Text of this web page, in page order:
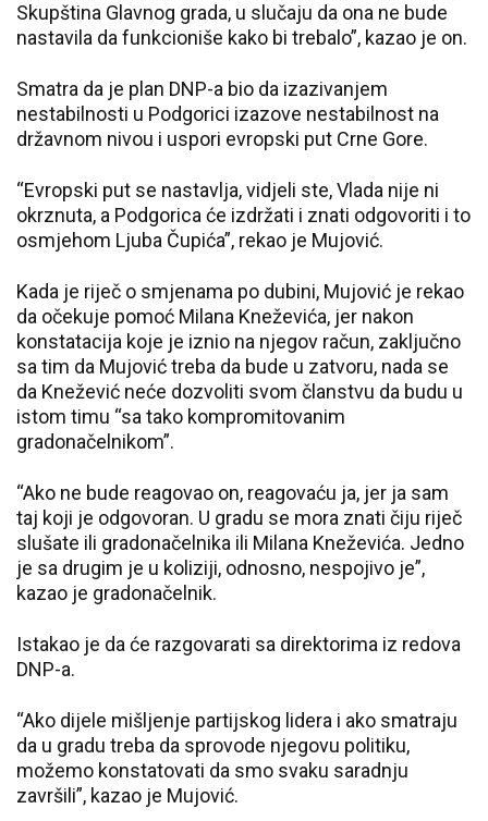
Skupština Glavnog grada, u slučaju da ona ne bude
nastavila da funkcioniše kako bi trebalo”, kazao je on.
Smatra da je plan DNP-a bio da izazivanjem
nestabilnosti u Podgorici izazove nestabilnost na
državnom nivou i uspori evropski put Crne Gore.
“Evropski put se nastavlja, vidjeli ste, Vlada nije ni
okrznuta, a Podgorica će izdržati i znati odgovoriti i to
osmjehom Ljuba Čupića”, rekao je Mujović.
Kada je riječ o smjenama po dubini, Mujović je rekao
da očekuje pomoć Milana Kneževića, jer nakon
konstatacija koje je iznio na njegov račun, zaključno
sa tim da Mujović treba da bude u zatvoru, nada se
da Knežević neće dozvoliti svom članstvu da budu u
istom timu “sa tako kompromitovanim
gradonačelnikom”.
“Ako ne bude reagovao on, reagovaću ja, jer ja sam
taj koji je odgovoran. U gradu se mora znati čiju riječ
slušate ili gradonačelnika ili Milana Kneževića. Jedno
je sa drugim je u koliziji, odnosno, nespojivo je”,
kazao je gradonačelnik.
Istakao je da će razgovarati sa direktorima iz redova
DNP-a.
“Ako dijele mišljenje partijskog lidera i ako smatraju
da u gradu treba da sprovode njegovu politiku,
možemo konstatovati da smo svaku saradnju
završili”, kazao je Mujović.